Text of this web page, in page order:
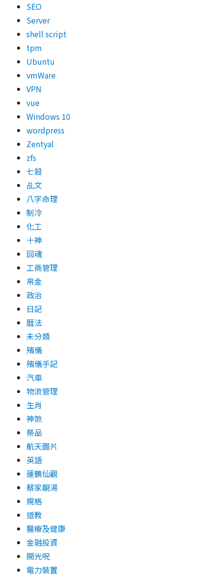
SEO
Server
shell script
tpm
Ubuntu
vmWare
VPN
vue
Windows 10
wordpress
Zentyal
zfs
七殺
乩文
八字命理
制冷
化工
十神
回魂
工商管理
帛金
政治
日記
曆法
未分類
殯儀
殯儀手記
汽車
物流管理
生肖
神煞
祭品
航天圖片
英語
蓮鶴仙觀
蔡家靚湯
規格
道教
醫療及健康
金融投資
開光呪
電力裝置